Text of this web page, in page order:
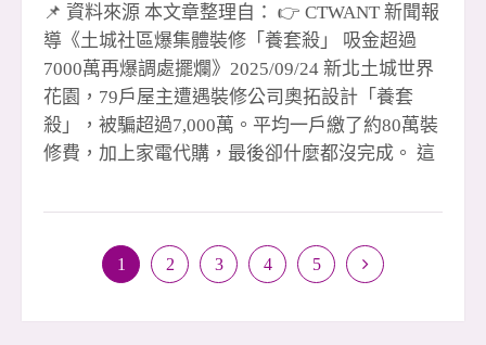
📌 資料來源 本文章整理自： 👉 CTWANT 新聞報
導《土城社區爆集體裝修「養套殺」 吸金超過
7000萬再爆調處擺爛》2025/09/24 新北土城世界
花園，79戶屋主遭遇裝修公司奧拓設計「養套
殺」，被騙超過7,000萬。平均一戶繳了約80萬裝
修費，加上家電代購，最後卻什麼都沒完成。 這
惠、送驗屋、電器大盤價，甚至加碼送火險，看
主，因為房貸壓力大，想省錢，反而被「利多」
者對裝修契約與付款方式不熟悉，還以為「3、
1 2 3 4 5